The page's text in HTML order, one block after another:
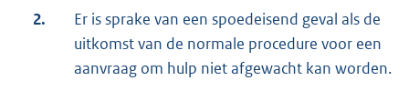
2.
Er is sprake van een spoedeisend geval als de
uitkomst van de normale procedure voor een
aanvraag om hulp niet afgewacht kan worden.